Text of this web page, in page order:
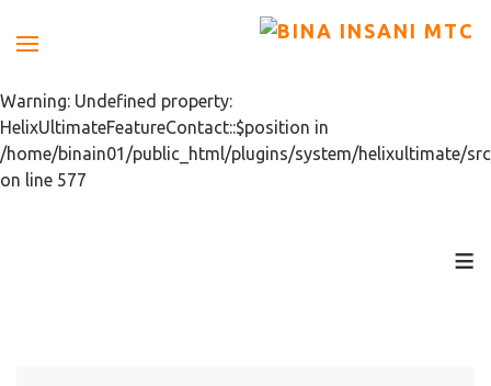
Warning: Undefined property:
HelixUltimateFeatureContact::$position in
/home/binain01/public_html/plugins/system/helixultimate/
on line 577
≡